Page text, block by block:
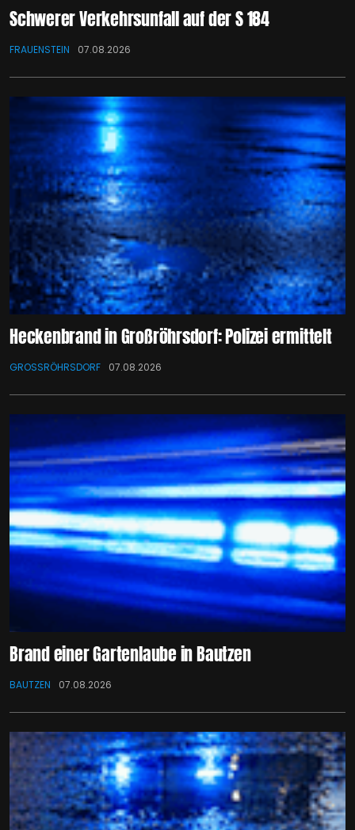
Schwerer Verkehrsunfall auf der S 184
FRAUENSTEIN 07.08.2026
Heckenbrand in Großröhrsdorf: Polizei ermittelt
GROSSRÖHRSDORF 07.08.2026
Brand einer Gartenlaube in Bautzen
BAUTZEN 07.08.2026